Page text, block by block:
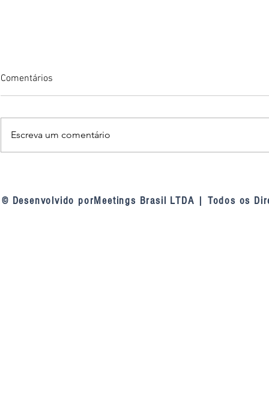
fortalecer a cooperação entre
as capitais brasileiras
palestra do
Oliveira no
Comentários
Escreva um comentário
© Desenvolvido porMeetings Brasil LTDA | Todos os